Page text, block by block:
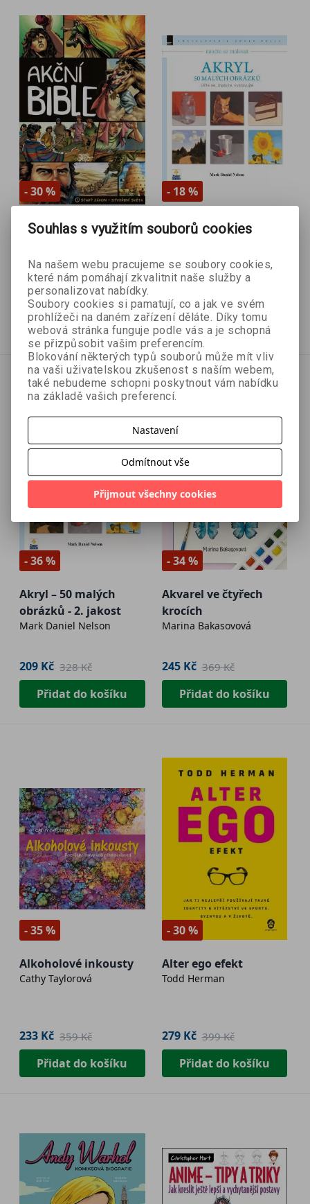
- 30 %
Akční Bible
David C. Cook, Sergio
420 Kč 599 Kč
Přidat do košíku
- 18 %
Akryl – 50 malých
269 Kč 328 Kč
Přidat do košíku
- 36 %
Akryl – 50 malých
obrázků - 2. jakost
Mark Daniel Nelson
209 Kč 328 Kč
Přidat do košíku
- 34 %
Akvarel ve čtyřech
krocích
Marina Bakasovová
245 Kč 369 Kč
Přidat do košíku
- 35 %
Alkoholové inkousty
Cathy Taylorová
233 Kč 359 Kč
Přidat do košíku
- 30 %
Alter ego efekt
Todd Herman
279 Kč 399 Kč
Přidat do košíku
Souhlas s využitím souborů cookies
Na našem webu pracujeme se soubory cookies,
které nám pomáhají zkvalitnit naše služby a
personalizovat nabídky.
Soubory cookies si pamatují, co a jak ve svém
prohlížeči na daném zařízení děláte. Díky tomu
webová stránka funguje podle vás a je schopná
se přizpůsobit vašim preferencím.
Blokování některých typů souborů může mít vliv
na vaši uživatelskou zkušenost s naším webem,
také nebudeme schopni poskytnout vám nabídku
na základě vašich preferencí.
Nastavení
Odmítnout vše
Přijmout všechny cookies